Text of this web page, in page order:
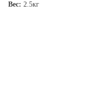
Вес: 2.5кг